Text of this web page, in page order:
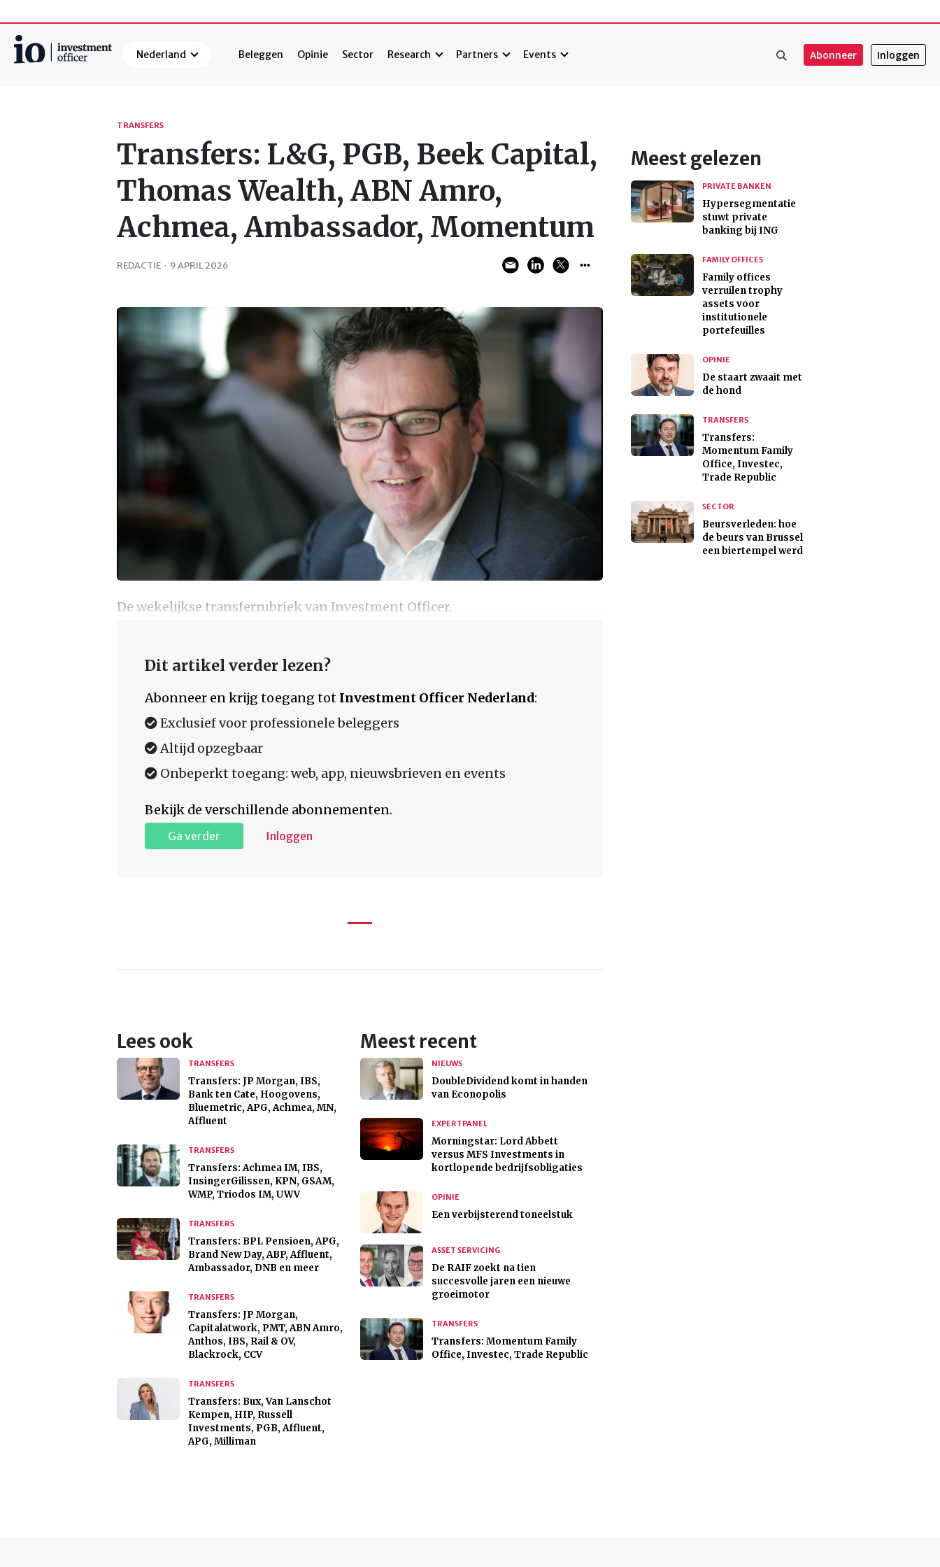
Nederland Beleggen Opinie Sector Research Partners Events Abonneer Inloggen
TRANSFERS
Transfers: L&G, PGB, Beek Capital,
Thomas Wealth, ABN Amro,
Achmea, Ambassador, Momentum
REDACTIE · 9 APRIL 2026
De wekelijkse transferrubriek van Investment Officer.
Dit artikel verder lezen?
Abonneer en krijg toegang tot Investment Officer Nederland:
Exclusief voor professionele beleggers
Altijd opzegbaar
Onbeperkt toegang: web, app, nieuwsbrieven en events
Bekijk de verschillende abonnementen.
Ga verder Inloggen
Lees ook
TRANSFERS
Transfers: JP Morgan, IBS,
Bank ten Cate, Hoogovens,
Bluemetric, APG, Achmea, MN,
Affluent
TRANSFERS
Transfers: Achmea IM, IBS,
InsingerGilissen, KPN, GSAM,
WMP, Triodos IM, UWV
TRANSFERS
Transfers: BPL Pensioen, APG,
Brand New Day, ABP, Affluent,
Ambassador, DNB en meer
TRANSFERS
Transfers: JP Morgan,
Capitalatwork, PMT, ABN Amro,
Anthos, IBS, Rail & OV,
Blackrock, CCV
TRANSFERS
Transfers: Bux, Van Lanschot
Kempen, HIP, Russell
Investments, PGB, Affluent,
APG, Milliman
Meest recent
NIEUWS
DoubleDividend komt in handen
van Econopolis
EXPERTPANEL
Morningstar: Lord Abbett
versus MFS Investments in
kortlopende bedrijfsobligaties
OPINIE
Een verbijsterend toneelstuk
ASSET SERVICING
De RAIF zoekt na tien
succesvolle jaren een nieuwe
groeimotor
TRANSFERS
Transfers: Momentum Family
Office, Investec, Trade Republic
Meest gelezen
PRIVATE BANKEN
Hypersegmentatie
stuwt private
banking bij ING
FAMILY OFFICES
Family offices
verruilen trophy
assets voor
institutionele
portefeuilles
OPINIE
De staart zwaait met
de hond
TRANSFERS
Transfers:
Momentum Family
Office, Investec,
Trade Republic
SECTOR
Beursverleden: hoe
de beurs van Brussel
een biertempel werd